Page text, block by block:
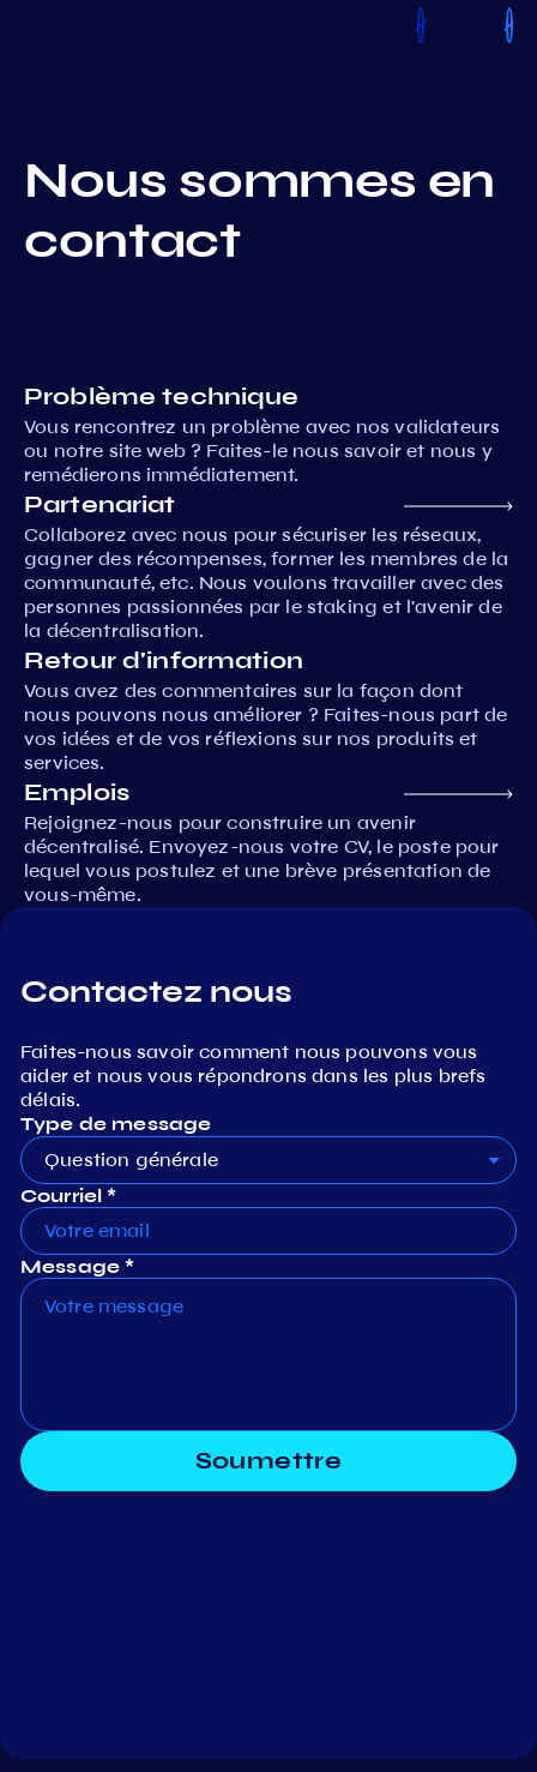
Nous sommes en
contact
Problème technique
Vous rencontrez un problème avec nos validateurs
ou notre site web ? Faites-le nous savoir et nous y
remédierons immédiatement.
Partenariat
Collaborez avec nous pour sécuriser les réseaux,
gagner des récompenses, former les membres de la
communauté, etc. Nous voulons travailler avec des
personnes passionnées par le staking et l'avenir de
la décentralisation.
Retour d'information
Vous avez des commentaires sur la façon dont
nous pouvons nous améliorer ? Faites-nous part de
vos idées et de vos réflexions sur nos produits et
services.
Emplois
Rejoignez-nous pour construire un avenir
décentralisé. Envoyez-nous votre CV, le poste pour
lequel vous postulez et une brève présentation de
vous-même.
Contactez nous
Faites-nous savoir comment nous pouvons vous
aider et nous vous répondrons dans les plus brefs
délais.
Type de message
Question générale
Courriel *
Message *
Soumettre